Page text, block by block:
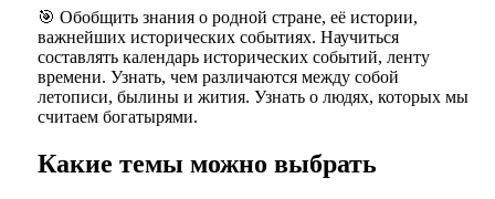
🎯 Обобщить знания о родной стране, её истории,
важнейших исторических событиях. Научиться
составлять календарь исторических событий, ленту
времени. Узнать, чем различаются между собой
летописи, былины и жития. Узнать о людях, которых мы
считаем богатырями.
Какие темы можно выбрать